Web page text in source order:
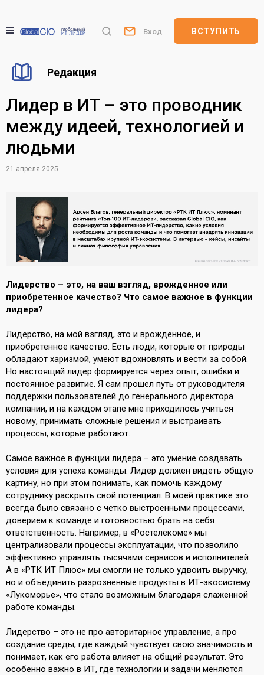
Вход ВСТУПИТЬ
Редакция
Лидер в ИТ – это проводник
между идеей, технологией и
людьми
21 апреля 2025
Лидерство – это, на ваш взгляд, врожденное или
приобретенное качество? Что самое важное в функции
лидера?
Лидерство, на мой взгляд, это и врожденное, и
приобретенное качество. Есть люди, которые от природы
обладают харизмой, умеют вдохновлять и вести за собой.
Но настоящий лидер формируется через опыт, ошибки и
постоянное развитие. Я сам прошел путь от руководителя
поддержки пользователей до генерального директора
компании, и на каждом этапе мне приходилось учиться
новому, принимать сложные решения и выстраивать
процессы, которые работают.
Самое важное в функции лидера – это умение создавать
условия для успеха команды. Лидер должен видеть общую
картину, но при этом понимать, как помочь каждому
сотруднику раскрыть свой потенциал. В моей практике это
всегда было связано с четко выстроенными процессами,
доверием к команде и готовностью брать на себя
ответственность. Например, в «Ростелекоме» мы
централизовали процессы эксплуатации, что позволило
эффективно управлять тысячами сервисов и исполнителей.
А в «РТК ИТ Плюс» мы смогли не только удвоить выручку,
но и объединить разрозненные продукты в ИТ-экосистему
«Лукоморье», что стало возможным благодаря слаженной
работе команды.
Лидерство – это не про авторитарное управление, а про
создание среды, где каждый чувствует свою значимость и
понимает, как его работа влияет на общий результат. Это
особенно важно в ИТ, где технологии и задачи меняются